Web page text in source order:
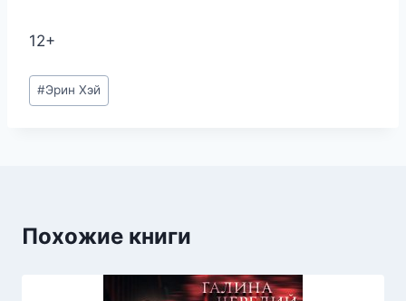
12+
Метки
записи:
#Эрин Хэй
Похожие книги